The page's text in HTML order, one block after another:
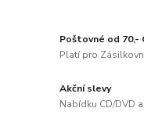
Poštovné od 70,-
Platí pro
Akční slevy
Nabídku CD/DVD